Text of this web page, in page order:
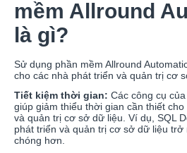
mềm Allround
là gì?
Sử dụng phần mềm Allround
cho các nhà phát triển và quản trị cơ
Tiết kiệm thời gian: Các công cụ
giúp giảm thiểu thời gian cần thiết
và quản trị cơ sở dữ liệu. Ví dụ, SQL
phát triển và quản trị cơ sở dữ liệu trở
chóng hơn.